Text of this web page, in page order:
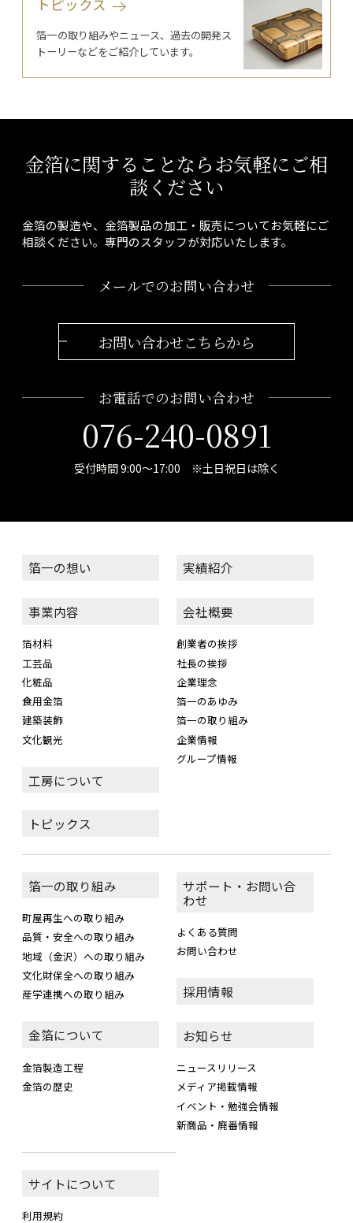
トピックス
箔一の取り組みやニュース、過去の開発ス
トーリーなどをご紹介しています。
金箔に関することならお気軽にご相
談ください
金箔の製造や、金箔製品の加工・販売についてお気軽にご
相談ください。専門のスタッフが対応いたします。
メールでのお問い合わせ
お問い合わせこちらから
お電話でのお問い合わせ
076-240-0891
受付時間 9:00～17:00 ※土日祝日は除く
箔一の想い
事業内容
箔材料
工芸品
化粧品
食用金箔
建築装飾
文化観光
工房について
トピックス
実績紹介
会社概要
創業者の挨拶
社長の挨拶
企業理念
箔一のあゆみ
箔一の取り組み
企業情報
グループ情報
箔一の取り組み
町屋再生への取り組み
品質・安全への取り組み
地域（金沢）への取り組み
文化財保全への取り組み
産学連携への取り組み
金箔について
金箔製造工程
金箔の歴史
サポート・お問い合
わせ
よくある質問
お問い合わせ
採用情報
お知らせ
ニュースリリース
メディア掲載情報
イベント・勉強会情報
新商品・廃番情報
サイトについて
利用規約